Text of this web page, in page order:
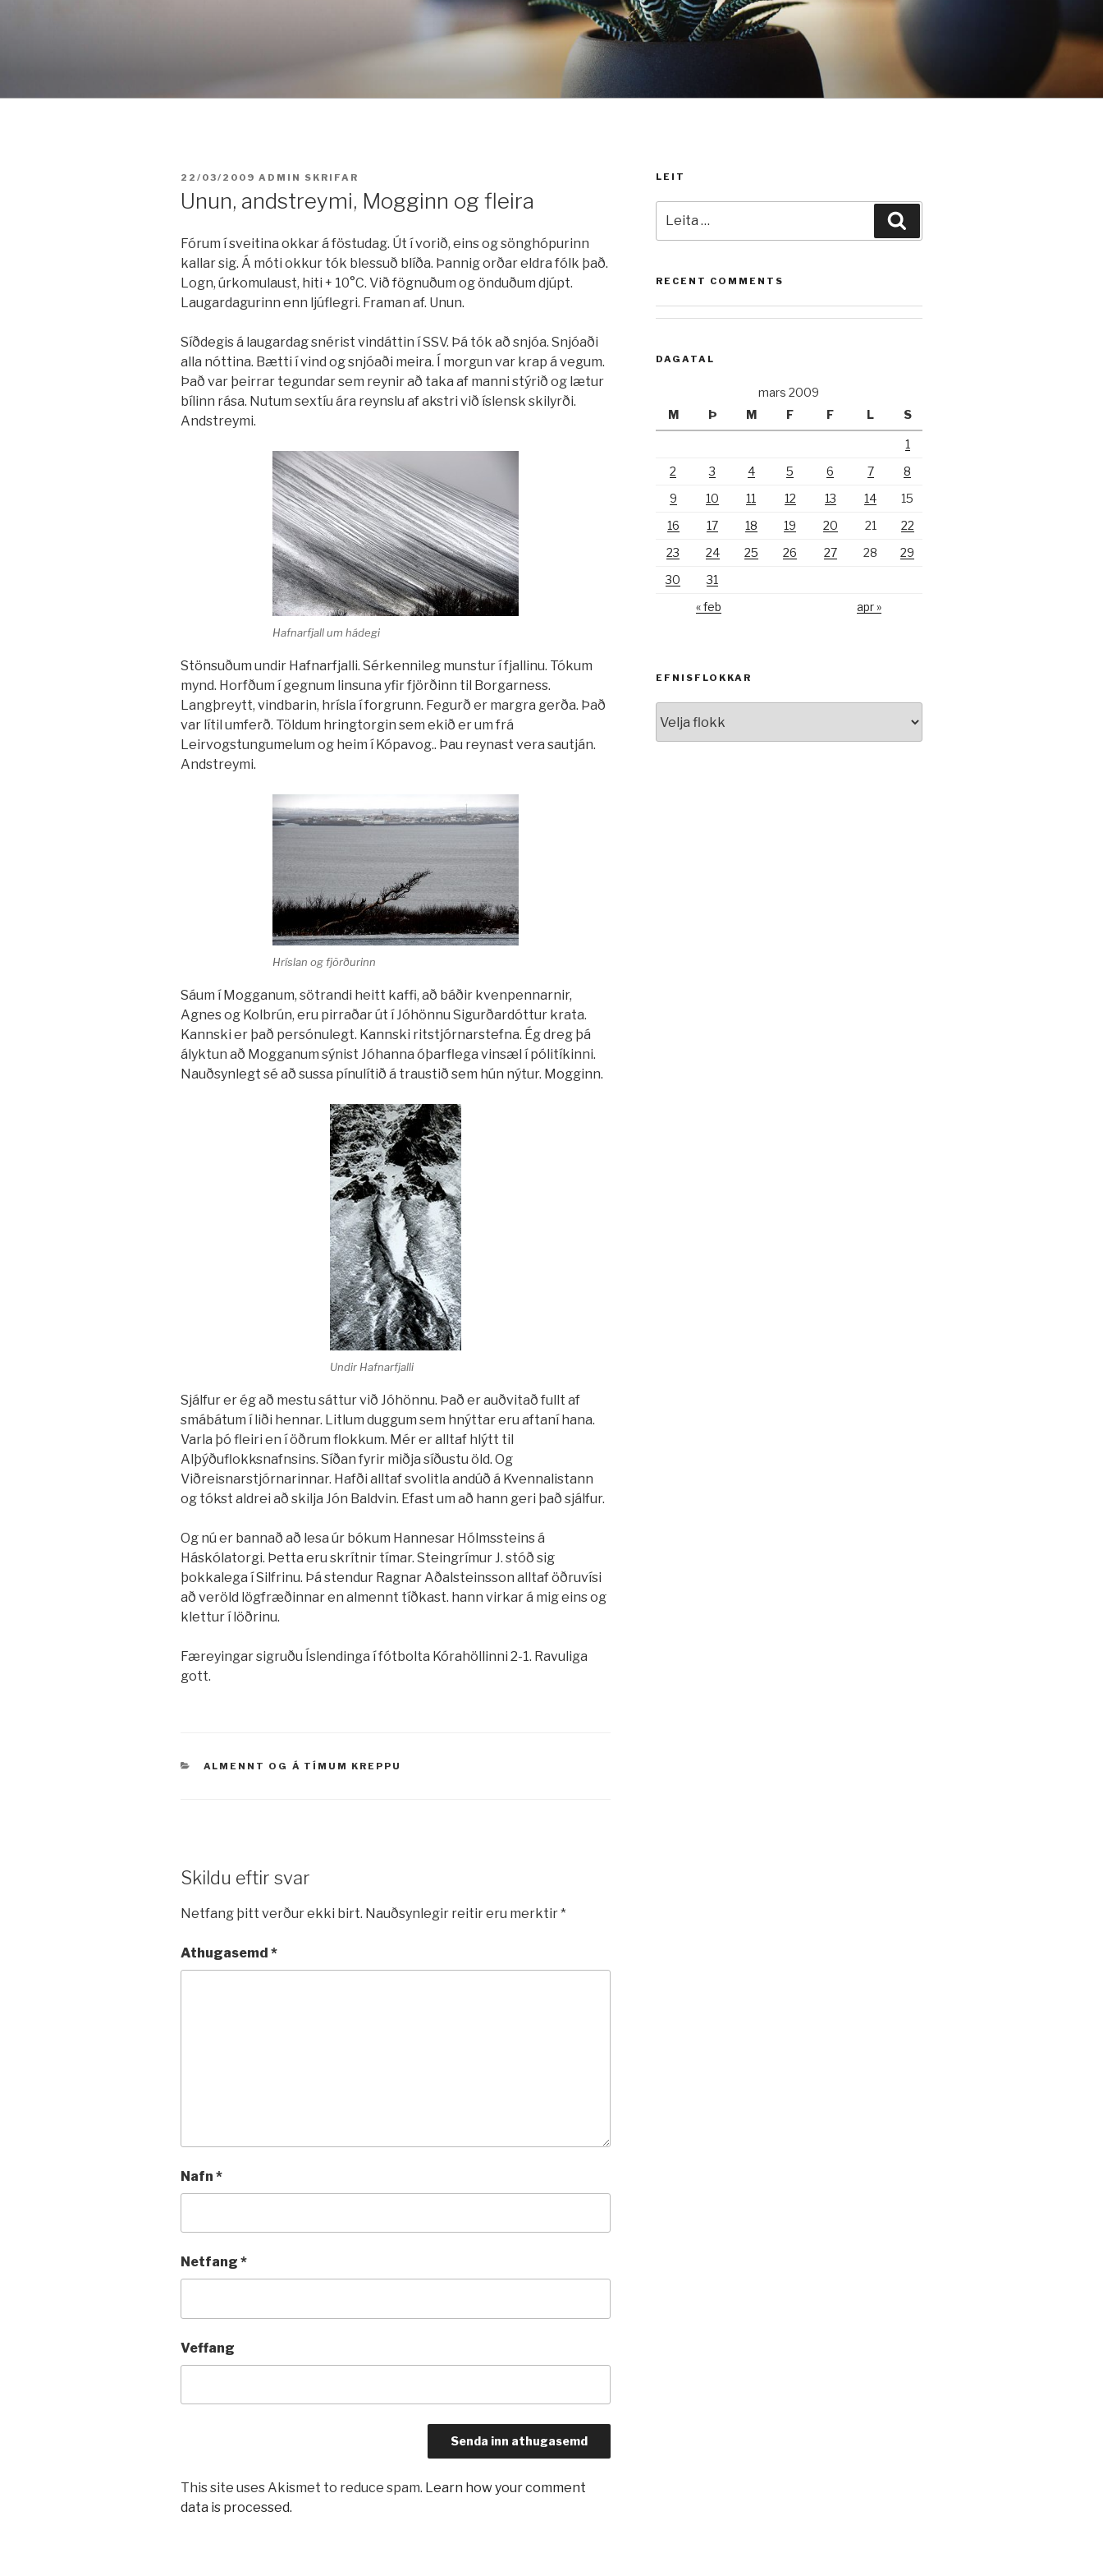
BIRT:
22/03/2009 ADMIN SKRIFAR
Unun, andstreymi, Mogginn og fleira
Fórum í sveitina okkar á föstudag. Út í vorið, eins og sönghópurinn
kallar sig. Á móti okkur tók blessuð blíða. Þannig orðar eldra fólk það.
Logn, úrkomulaust, hiti + 10°C. Við fögnuðum og önduðum djúpt.
Laugardagurinn enn ljúflegri. Framan af. Unun.
Síðdegis á laugardag snérist vindáttin í SSV. Þá tók að snjóa. Snjóaði
alla nóttina. Bætti í vind og snjóaði meira. Í morgun var krap á vegum.
Það var þeirrar tegundar sem reynir að taka af manni stýrið og lætur
bílinn rása. Nutum sextíu ára reynslu af akstri við íslensk skilyrði.
Andstreymi.
Hafnarfjall um hádegi
Stönsuðum undir Hafnarfjalli. Sérkennileg munstur í fjallinu. Tókum
mynd. Horfðum í gegnum linsuna yfir fjörðinn til Borgarness.
Langþreytt, vindbarin, hrísla í forgrunn. Fegurð er margra gerða. Það
var lítil umferð. Töldum hringtorgin sem ekið er um frá
Leirvogstungumelum og heim í Kópavog.. Þau reynast vera sautján.
Andstreymi.
Hríslan og fjörðurinn
Sáum í Mogganum, sötrandi heitt kaffi, að báðir kvenpennarnir,
Agnes og Kolbrún, eru pirraðar út í Jóhönnu Sigurðardóttur krata.
Kannski er það persónulegt. Kannski ritstjórnarstefna. Ég dreg þá
ályktun að Mogganum sýnist Jóhanna óþarflega vinsæl í pólitíkinni.
Nauðsynlegt sé að sussa pínulítið á traustið sem hún nýtur. Mogginn.
Undir Hafnarfjalli
Sjálfur er ég að mestu sáttur við Jóhönnu. Það er auðvitað fullt af
smábátum í liði hennar. Litlum duggum sem hnýttar eru aftaní hana.
Varla þó fleiri en í öðrum flokkum. Mér er alltaf hlýtt til
Alþýðuflokksnafnsins. Síðan fyrir miðja síðustu öld. Og
Viðreisnarstjórnarinnar. Hafði alltaf svolitla andúð á Kvennalistann
og tókst aldrei að skilja Jón Baldvin. Efast um að hann geri það sjálfur.
Og nú er bannað að lesa úr bókum Hannesar Hólmssteins á
Háskólatorgi. Þetta eru skrítnir tímar. Steingrímur J. stóð sig
þokkalega í Silfrinu. Þá stendur Ragnar Aðalsteinsson alltaf öðruvísi
að veröld lögfræðinnar en almennt tíðkast. hann virkar á mig eins og
klettur í löðrinu.
Færeyingar sigruðu Íslendinga í fótbolta Kórahöllinni 2-1. Ravuliga
gott.
VÖRUFLOKKAR
ALMENNT OG Á TÍMUM KREPPU
Skildu eftir svar
Netfang þitt verður ekki birt. Nauðsynlegir reitir eru merktir*
Athugasemd *
Nafn *
Netfang *
Veffang
This site uses Akismet to reduce spam. Learn how your comment
data is processed.
LEIT
að:
RECENT COMMENTS
DAGATAL
mars 2009
M
Þ M F F L S
1
2
3 4 5 6 7
8
9
10 11 12 13 14
15
16
17 18 19 20 21
22
23
24 25 26 27 28
29
30
31
« feb
apr »
EFNISFLOKKAR